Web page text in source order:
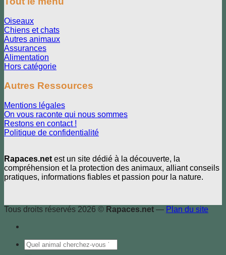
Oiseaux
Chiens et chats
Autres animaux
Assurances
Alimentation
Hors catégorie
Autres Ressources
Mentions légales
On vous raconte qui nous sommes
Restons en contact !
Politique de confidentialité
Rapaces.net est un site dédié à la découverte, la
compréhension et la protection des animaux, alliant conseils
pratiques, informations fiables et passion pour la nature.
Tous droits réservés 2026 © Rapaces.net — Plan du site